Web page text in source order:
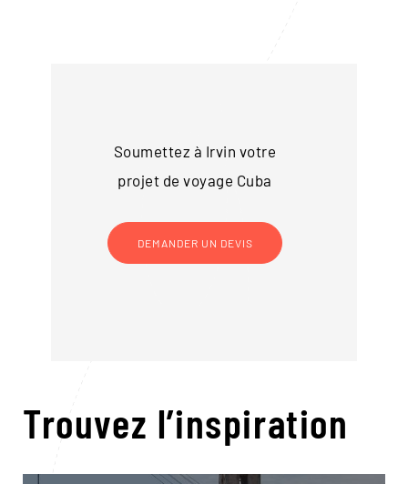
Soumettez à Irvin votre
projet de voyage Cuba
DEMANDER UN DEVIS
Trouvez l’inspiration